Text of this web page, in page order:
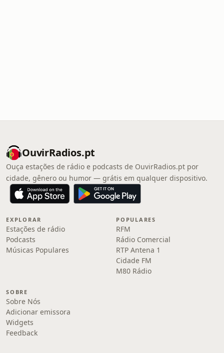
OuvirRadios.pt
Ouça estações de rádio e podcasts de OuvirRadios.pt por
cidade, gênero ou humor — grátis em qualquer dispositivo.
EXPLORAR
Estações de rádio
Podcasts
Músicas Populares
POPULARES
RFM
Rádio Comercial
RTP Antena 1
Cidade FM
M80 Rádio
SOBRE
Sobre Nós
Adicionar emissora
Widgets
Feedback